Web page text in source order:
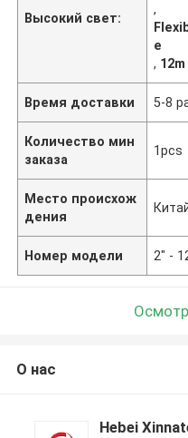
Высокий свет:
,
e
,
Время доставки 5-8
Количество мин
заказа
1pcs
Место происхож
дения
Номер модели 2" -
О нас
Hebei